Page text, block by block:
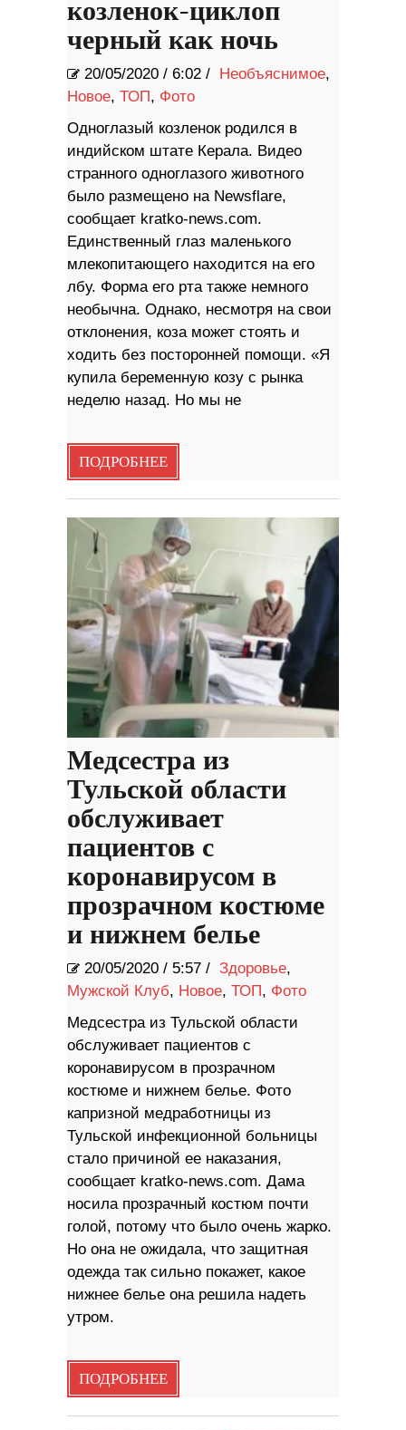
козленок-циклоп
черный как ночь
20/05/2020 / 6:02 / Необъяснимое,
Новое, ТОП, Фото
Одноглазый козленок родился в
индийском штате Керала. Видео
странного одноглазого животного
было размещено на Newsflare,
сообщает kratko-news.com.
Единственный глаз маленького
млекопитающего находится на его
лбу. Форма его рта также немного
необычна. Однако, несмотря на свои
отклонения, коза может стоять и
ходить без посторонней помощи. «Я
купила беременную козу с рынка
неделю назад. Но мы не
ПОДРОБНЕЕ
Медсестра из
Тульской области
обслуживает
пациентов с
коронавирусом в
прозрачном костюме
и нижнем белье
20/05/2020 / 5:57 / Здоровье,
Мужской Клуб, Новое, ТОП, Фото
Медсестра из Тульской области
обслуживает пациентов с
коронавирусом в прозрачном
костюме и нижнем белье. Фото
капризной медработницы из
Тульской инфекционной больницы
стало причиной ее наказания,
сообщает kratko-news.com. Дама
носила прозрачный костюм почти
голой, потому что было очень жарко.
Но она не ожидала, что защитная
одежда так сильно покажет, какое
нижнее белье она решила надеть
утром.
ПОДРОБНЕЕ